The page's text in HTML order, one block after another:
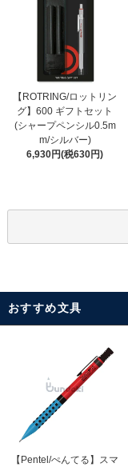
【ROTRING/ロットリン
グ】600 ギフトセット
(シャープペンシル0.5m
m/シルバー)
6,930円(税630円)
おすすめ文具
【Pentel/ぺんてる】スマ